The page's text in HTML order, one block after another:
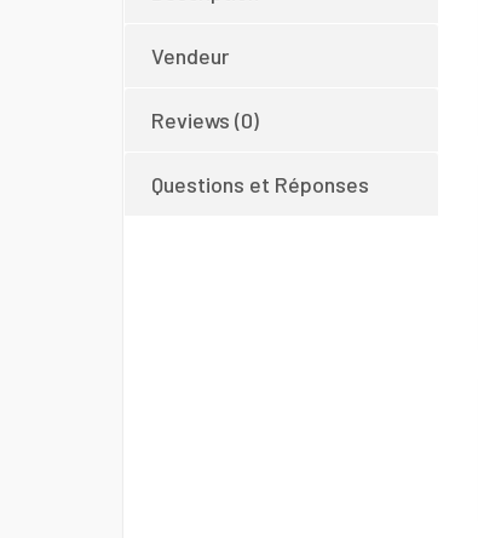
Vendeur
Reviews (0)
Questions et Réponses